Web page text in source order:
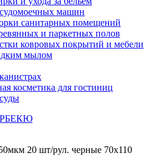
машин
санитарных помещений
и паркетных полов
ковровых покрытий и мебели
мылом
косметика для гостиниц